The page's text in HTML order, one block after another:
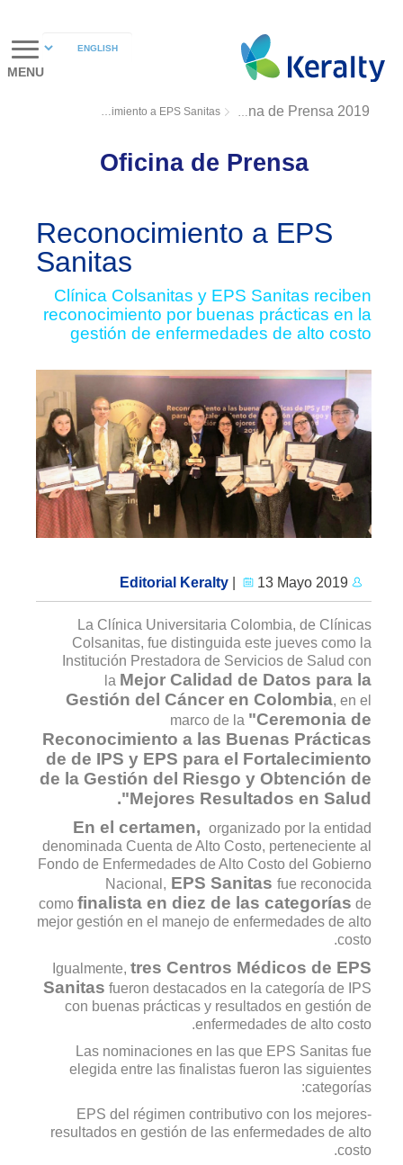
MENU
Oficina de Prensa 2019
Reconocimiento a EPS Sanitas
Oficina de Prensa
Reconocimiento a EPS
Sanitas
Clínica Colsanitas y EPS Sanitas reciben
reconocimiento por buenas prácticas en la
gestión de enfermedades de alto costo
Editorial Keralty
| 13 Mayo 2019
La Clínica Universitaria Colombia, de Clínicas
Colsanitas, fue distinguida este jueves como la
Institución Prestadora de Servicios de Salud con
la Mejor Calidad de Datos para la
Gestión del Cáncer en Colombia, en el
marco de la "Ceremonia de
Reconocimiento a las Buenas Prácticas
de de IPS y EPS para el Fortalecimiento
de la Gestión del Riesgo y Obtención de
Mejores Resultados en Salud".
En el certamen, organizado por la entidad
denominada Cuenta de Alto Costo, perteneciente al
Fondo de Enfermedades de Alto Costo del Gobierno
Nacional, EPS Sanitasfue reconocida
comofinalista en diez de las categorías de
mejor gestión en el manejo de enfermedades de alto
costo.
Igualmente,tres Centros Médicos de EPS
Sanitas fueron destacados en la categoría de IPS
con buenas prácticas y resultados en gestión de
enfermedades de alto costo.
Las nominaciones en las que EPS Sanitas fue
elegida entre las finalistas fueron las siguientes
categorías:
-EPS del régimen contributivo con los mejores
resultados en gestión de las enfermedades de alto
costo.